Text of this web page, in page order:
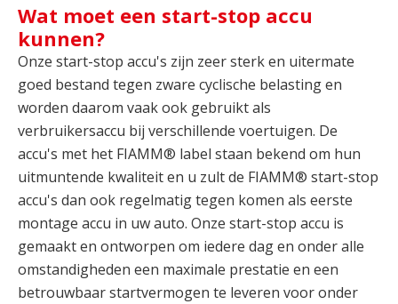
Wat moet een start-stop accu
kunnen?
Onze start-stop accu's zijn zeer sterk en uitermate
goed bestand tegen zware cyclische belasting en
worden daarom vaak ook gebruikt als
verbruikersaccu bij verschillende voertuigen. De
accu's met het FIAMM® label staan bekend om hun
uitmuntende kwaliteit en u zult de FIAMM® start-stop
accu's dan ook regelmatig tegen komen als eerste
montage accu in uw auto. Onze start-stop accu is
gemaakt en ontworpen om iedere dag en onder alle
omstandigheden een maximale prestatie en een
betrouwbaar startvermogen te leveren voor onder